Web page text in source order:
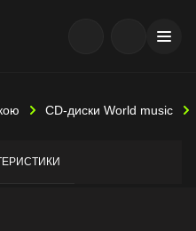
CD-диски World music